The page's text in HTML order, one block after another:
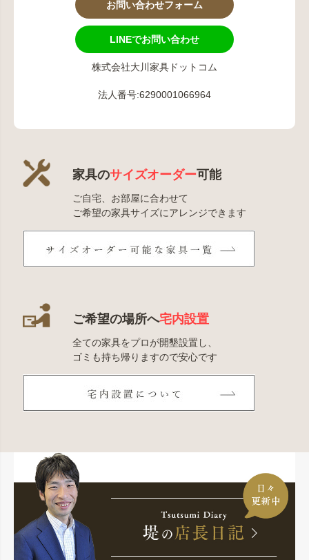
お問い合わせフォーム
LINEでお問い合わせ
株式会社大川家具ドットコム
法人番号:6290001066964
家具のサイズオーダー可能
ご自宅、お部屋に合わせて
ご希望の家具サイズにアレンジできます
ご希望の場所へ宅内設置
全ての家具をプロが開墾設置し、
ゴミも持ち帰りますので安心です